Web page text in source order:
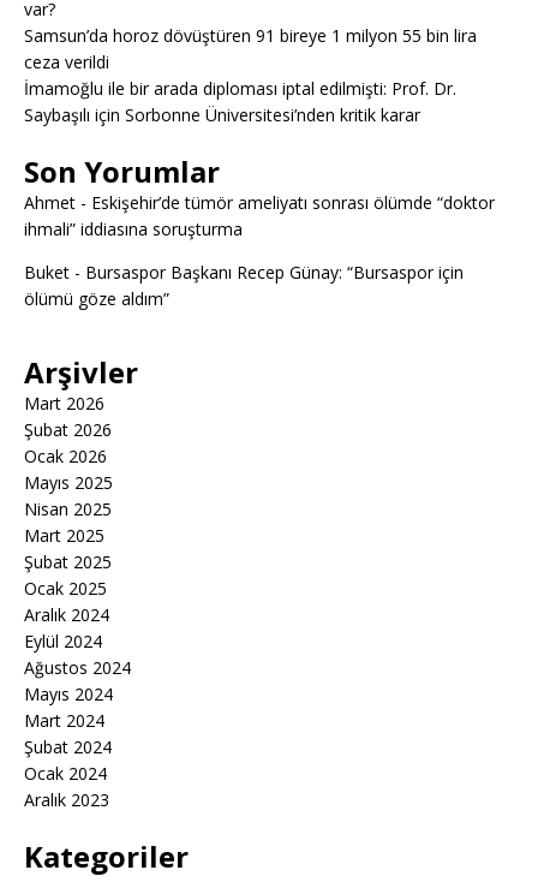
var?
Samsun’da horoz dövüştüren 91 bireye 1 milyon 55 bin lira
ceza verildi
İmamoğlu ile bir arada diploması iptal edilmişti: Prof. Dr.
Saybaşılı için Sorbonne Üniversitesi’nden kritik karar
Son Yorumlar
Ahmet - Eskişehir’de tümör ameliyatı sonrası ölümde “doktor
ihmali” iddiasına soruşturma
Buket - Bursaspor Başkanı Recep Günay: “Bursaspor için
ölümü göze aldım”
Arşivler
Mart 2026
Şubat 2026
Ocak 2026
Mayıs 2025
Nisan 2025
Mart 2025
Şubat 2025
Ocak 2025
Aralık 2024
Eylül 2024
Ağustos 2024
Mayıs 2024
Mart 2024
Şubat 2024
Ocak 2024
Aralık 2023
Kategoriler